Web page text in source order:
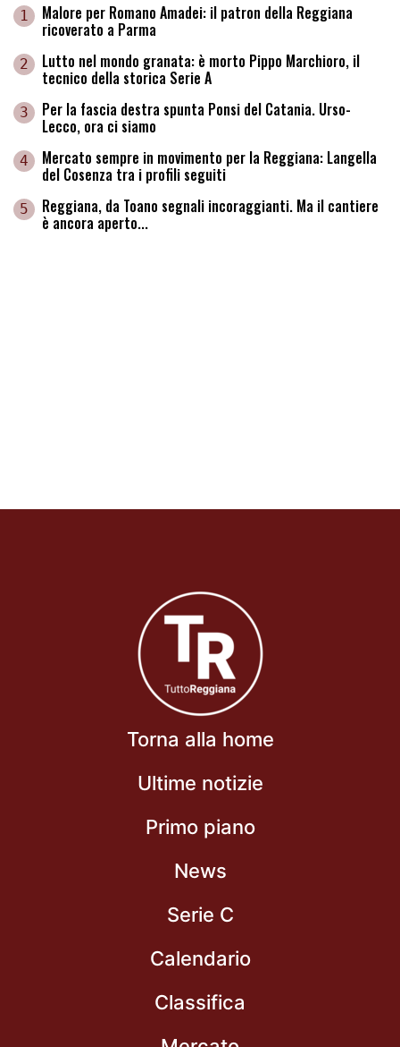
1 Malore per Romano Amadei: il patron della Reggiana
ricoverato a Parma
2 Lutto nel mondo granata: è morto Pippo Marchioro, il
tecnico della storica Serie A
3 Per la fascia destra spunta Ponsi del Catania. Urso-
Lecco, ora ci siamo
4 Mercato sempre in movimento per la Reggiana: Langella
del Cosenza tra i profili seguiti
5 Reggiana, da Toano segnali incoraggianti. Ma il cantiere
è ancora aperto...
Torna alla home
Ultime notizie
Primo piano
News
Serie C
Calendario
Classifica